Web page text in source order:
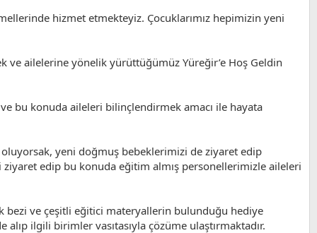
hizmet etmekteyiz. Çocuklarımız hepimizin yeni
ve ailelerine yönelik yürüttüğümüz Yüreğir’e Hoş Geldin
ve bu konuda aileleri bilinçlendirmek amacı ile hayata
oluyorsak, yeni doğmuş bebeklerimizi de ziyaret edip
edip bu konuda eğitim almış personellerimizle aileleri
bezi ve çeşitli eğitici materyallerin bulunduğu hediye
ilgili birimler vasıtasıyla çözüme ulaştırmaktadır.